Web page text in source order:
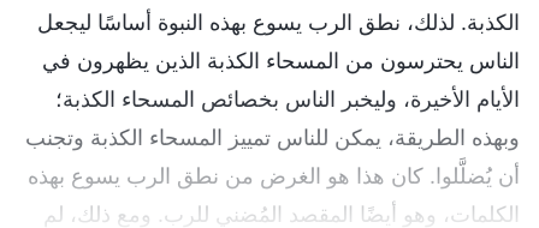
الكذبة. لذلك، نطق الرب يسوع بهذه النبوة أساسًا ليجعل
الناس يحترسون من المسحاء الكذبة الذين يظهرون في
الأيام الأخيرة، وليخبر الناس بخصائص المسحاء الكذبة؛
وبهذه الطريقة، يمكن للناس تمييز المسحاء الكذبة وتجنب
أن يُضلَّلوا. كان هذا هو الغرض من نطق الرب يسوع بهذه
الكلمات، وهو أيضًا المقصد المُضني للرب. ومع ذلك، لم